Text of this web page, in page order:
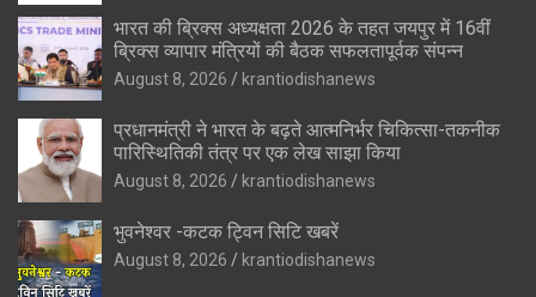
भारत की ब्रिक्‍स अध्यक्षता 2026 के तहत जयपुर में 16वीं
ब्रिक्‍स व्यापार मंत्रियों की बैठक सफलतापूर्वक संपन्न
August 8, 2026 krantiodishanews
प्रधानमंत्री ने भारत के बढ़ते आत्मनिर्भर चिकित्सा-तकनीक
पारिस्थितिकी तंत्र पर एक लेख साझा किया
August 8, 2026 krantiodishanews
भुवनेश्वर -कटक ट्विन सिटि खबरें
August 8, 2026 krantiodishanews